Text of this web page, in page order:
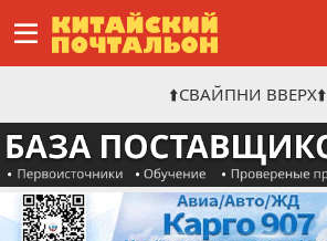
⬆️СВАЙПНИ ВВЕРХ⬆️